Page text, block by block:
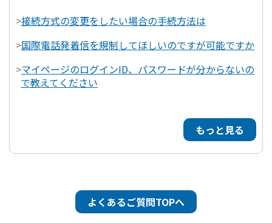
>接続方式の変更をしたい場合の手続方法は
>国際電話発着信を規制してほしいのですが可能ですか
>マイページのログインID、パスワードが分からないの
で教えてください
もっと見る
よくあるご質問TOPへ